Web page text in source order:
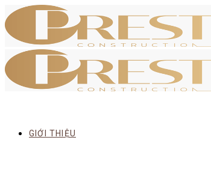
GIỚI THIỆU